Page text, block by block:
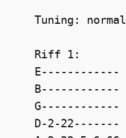
Tuning: normal
Riff 1:
E------------
B------------
G------------
D-2-22-------